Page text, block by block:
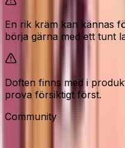
En rik kräm kan kännas
börja gärna med ett tunt
Doften finns med i
prova försiktigt först.
Community